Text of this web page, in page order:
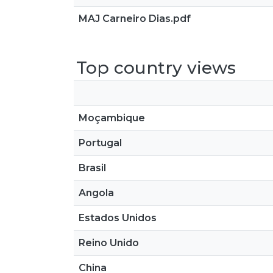
MAJ Carneiro Dias.pdf
Top country views
Moçambique
Portugal
Brasil
Angola
Estados Unidos
Reino Unido
China